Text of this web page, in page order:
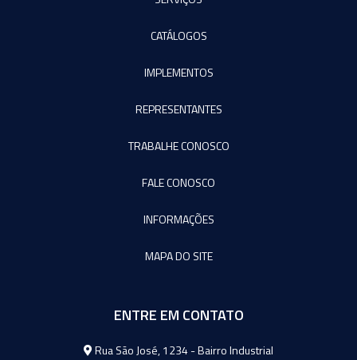
CATÁLOGOS
IMPLEMENTOS
REPRESENTANTES
TRABALHE CONOSCO
FALE CONOSCO
INFORMAÇÕES
MAPA DO SITE
ENTRE EM CONTATO
Agromeq
Rua São José, 1234 - Bairro Industrial